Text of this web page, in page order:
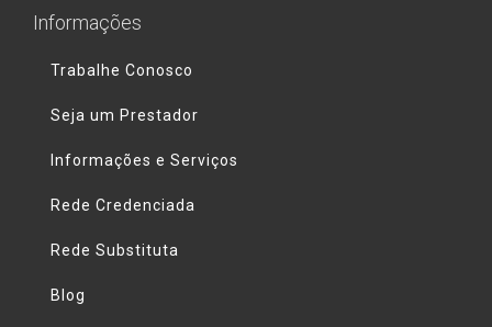
Informações
Trabalhe Conosco
Seja um Prestador
Informações e Serviços
Rede Credenciada
Rede Substituta
Blog